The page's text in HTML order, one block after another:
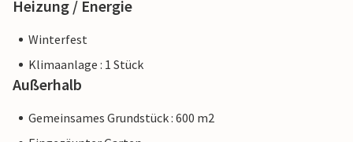
Heizung / Energie
Winterfest
Klimaanlage : 1 Stück
Außerhalb
Gemeinsames Grundstück : 600 m2